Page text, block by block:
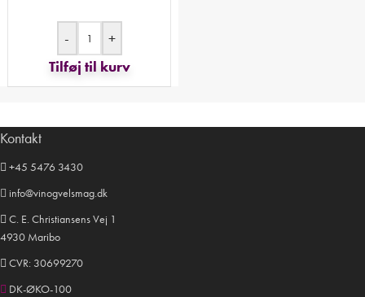
-
+
Tilføj til kurv
Kontakt
+45 5476 3430
info@vinogvelsmag.dk
C. E. Christiansens Vej 1
4930 Maribo
CVR: 30699270
DK-ØKO-100